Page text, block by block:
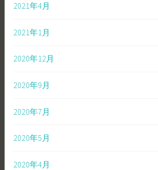
2021年4月
2021年1月
2020年12月
2020年9月
2020年7月
2020年5月
2020年4月